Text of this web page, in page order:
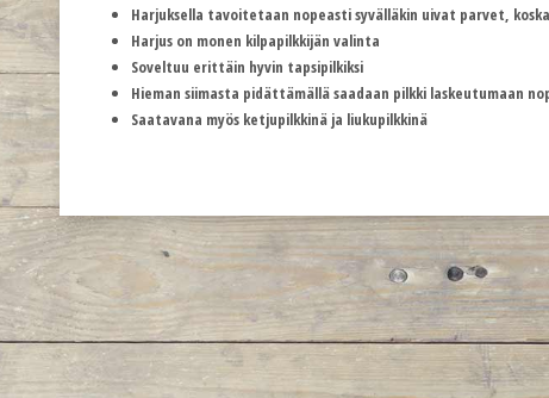
Harjuksella tavoitetaan nopeasti syvälläkin uivat parvet,
Harjus on monen kilpapilkkijän valinta
Soveltuu erittäin hyvin tapsipilkiksi
Hieman siimasta pidättämällä saadaan pilkki laskeutumaan
Saatavana myös ketjupilkkinä ja liukupilkkinä